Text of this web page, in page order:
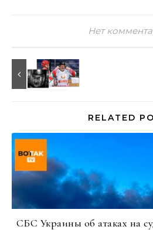
Нет
RELATED
СБС Украины об атаках на